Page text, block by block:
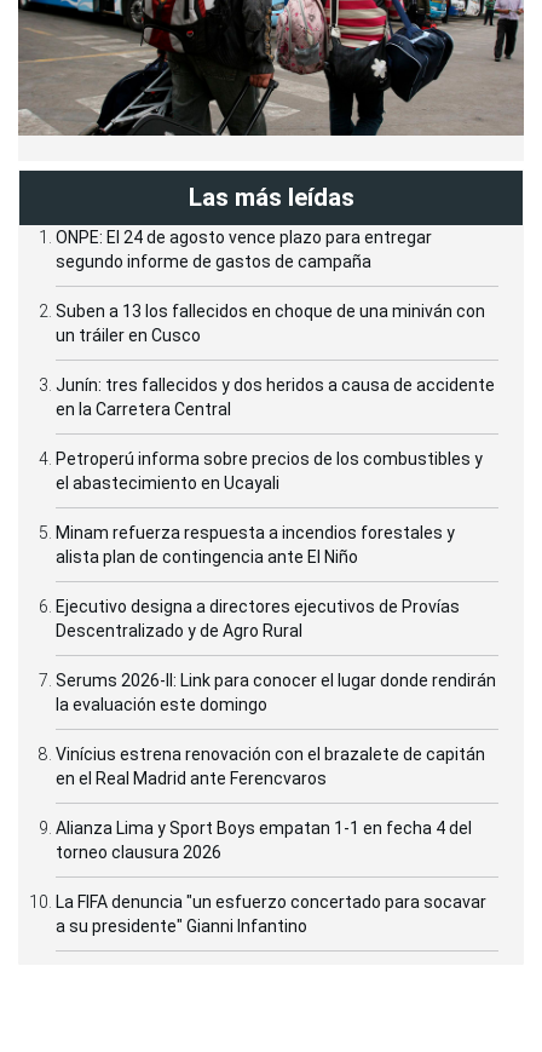
Las más leídas
ONPE: El 24 de agosto vence plazo para entregar
segundo informe de gastos de campaña
Suben a 13 los fallecidos en choque de una miniván con
un tráiler en Cusco
Junín: tres fallecidos y dos heridos a causa de accidente
en la Carretera Central
Petroperú informa sobre precios de los combustibles y
el abastecimiento en Ucayali
Minam refuerza respuesta a incendios forestales y
alista plan de contingencia ante El Niño
Ejecutivo designa a directores ejecutivos de Provías
Descentralizado y de Agro Rural
Serums 2026-II: Link para conocer el lugar donde rendirán
la evaluación este domingo
Vinícius estrena renovación con el brazalete de capitán
en el Real Madrid ante Ferencvaros
Alianza Lima y Sport Boys empatan 1-1 en fecha 4 del
torneo clausura 2026
La FIFA denuncia "un esfuerzo concertado para socavar
a su presidente" Gianni Infantino